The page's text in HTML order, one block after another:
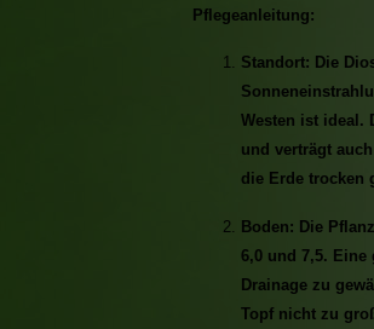
Pflegeanleitung:
Standort: Die
Westen ist ideal.
und verträgt
die Erde trocken
Boden: Die
6,0 und 7,5.
Drainage zu
Topf nicht zu